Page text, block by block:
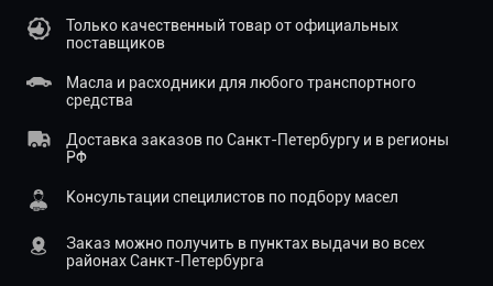
Только качественный товар от официальных
поставщиков
Масла и расходники для любого транспортного
средства
Доставка заказов по Санкт-Петербургу и в регионы
РФ
Консультации специлистов по подбору масел
Заказ можно получить в пунктах выдачи во всех
районах Санкт-Петербурга